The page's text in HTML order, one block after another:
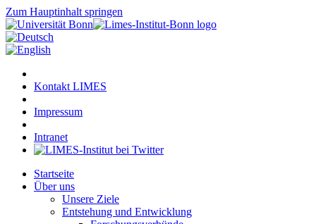
Zum Hauptinhalt springen
Kontakt LIMES
Impressum
Intranet
Startseite
Über uns
Unsere Ziele
Entstehung und Entwicklung